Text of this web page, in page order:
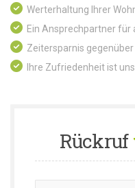
Werterhaltung Ihrer
Ein Ansprechpartner für
Zeitersparnis
Ihre Zufriedenheit ist
Rückruf